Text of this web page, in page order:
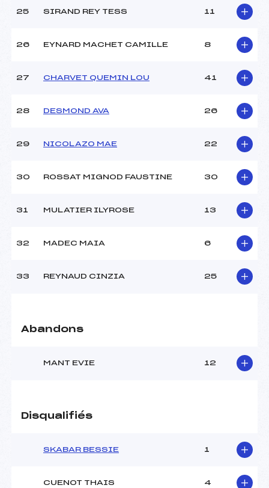
25 SIRAND REY TESS 11
26 EYNARD MACHET CAMILLE 8
27 CHARVET QUEMIN LOU 41
28 DESMOND AVA 26
29 NICOLAZO MAE 22
30 ROSSAT MIGNOD FAUSTINE 30
31 MULATIER ILYROSE 13
32 MADEC MAIA 6
33 REYNAUD CINZIA 25
Abandons
MANT EVIE 12
Disqualifiés
SKABAR BESSIE 1
CUENOT THAIS 4